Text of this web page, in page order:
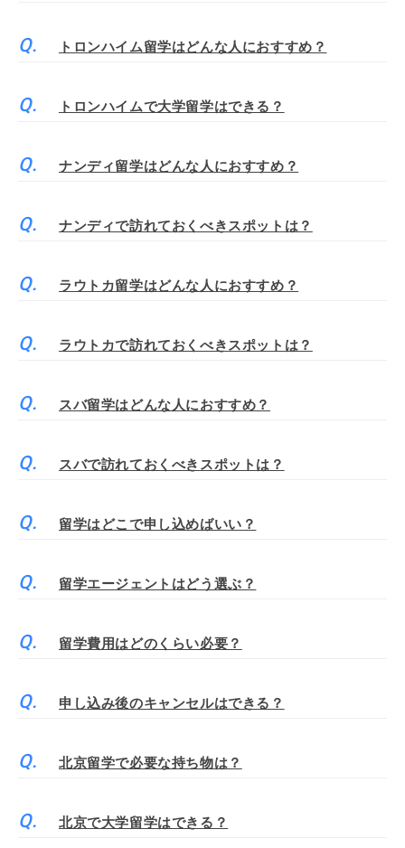
トロンハイム留学はどんな人におすすめ？
トロンハイムで大学留学はできる？
ナンディ留学はどんな人におすすめ？
ナンディで訪れておくべきスポットは？
ラウトカ留学はどんな人におすすめ？
ラウトカで訪れておくべきスポットは？
スバ留学はどんな人におすすめ？
スバで訪れておくべきスポットは？
留学はどこで申し込めばいい？
留学エージェントはどう選ぶ？
留学費用はどのくらい必要？
申し込み後のキャンセルはできる？
北京留学で必要な持ち物は？
北京で大学留学はできる？